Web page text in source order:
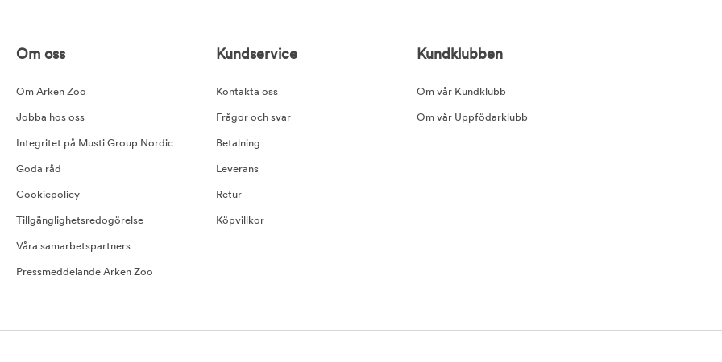
Om oss
Om Arken Zoo
Jobba hos oss
Integritet på Musti Group Nordic
Goda råd
Cookiepolicy
Tillgänglighetsredogörelse
Våra samarbetspartners
Pressmeddelande Arken Zoo
Kundservice
Kontakta oss
Frågor och svar
Betalning
Leverans
Retur
Köpvillkor
Kundklubben
Om vår Kundklubb
Om vår Uppfödarklubb